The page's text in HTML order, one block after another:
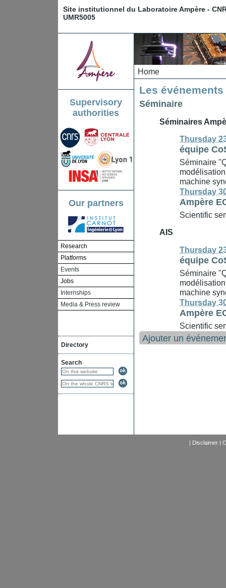
Site institutionnel du Laboratoire Ampère -
UMR5005
Supervisory
authorities
Our partners
Research
Platforms
Events
Jobs
Internships
Media & Press review
Directory
Search
Home
Les
Séminaire
Séminaires
Thursday
équipe
Séminaire
machine
Thursday
Ampère
Scientific
AIS
Thursday
équipe
Séminaire
machine
Thursday
Ampère
Scientific
Ajouter un
| Disclaimer|